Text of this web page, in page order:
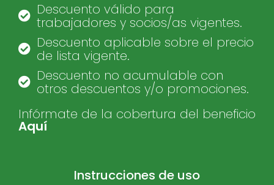
Descuento válido para
trabajadores y socios/as vigentes.
Descuento aplicable sobre el precio
de lista vigente.
Descuento no acumulable con
otros descuentos y/o promociones.
Infórmate de la cobertura del beneficio
Aquí
Instrucciones de uso